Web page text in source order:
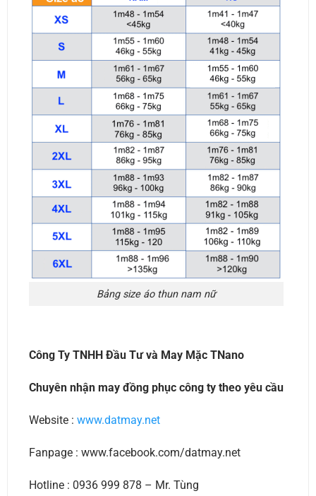
Bảng size áo thun nam nữ
Công Ty TNHH Đầu Tư và May Mặc TNano
Chuyên nhận may đồng phục công ty theo yêu cầu
Website : www.datmay.net
Fanpage : www.facebook.com/datmay.net
Hotline : 0936 999 878 – Mr. Tùng